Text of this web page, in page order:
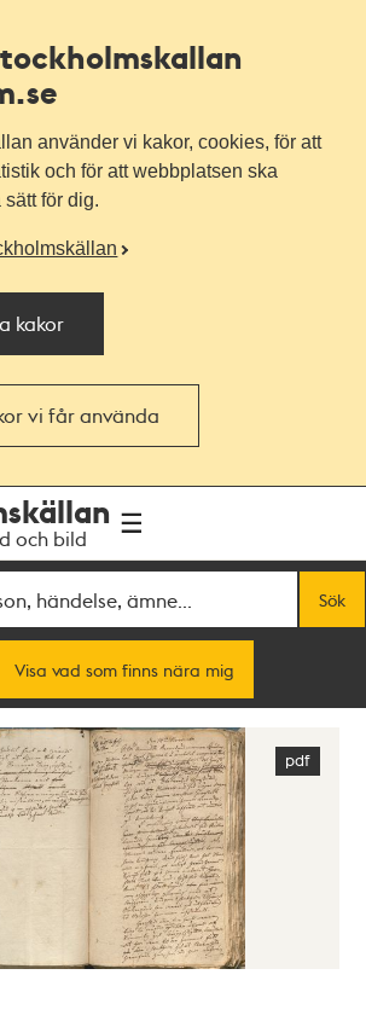
använder vi kakor, cookies, för att
och för att webbplatsen ska
för dig.
kakor
vi får använda
och bild
Sök
Visa vad som finns nära mig